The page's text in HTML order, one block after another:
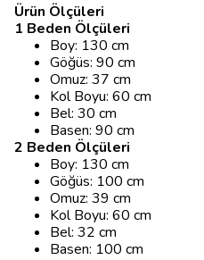
Ürün Ölçüleri
1 Beden Ölçüleri
Boy: 130 cm
Göğüs: 90 cm
Omuz: 37 cm
Kol Boyu: 60 cm
Bel: 30 cm
Basen: 90 cm
2 Beden Ölçüleri
Boy: 130 cm
Göğüs: 100 cm
Omuz: 39 cm
Kol Boyu: 60 cm
Bel: 32 cm
Basen: 100 cm